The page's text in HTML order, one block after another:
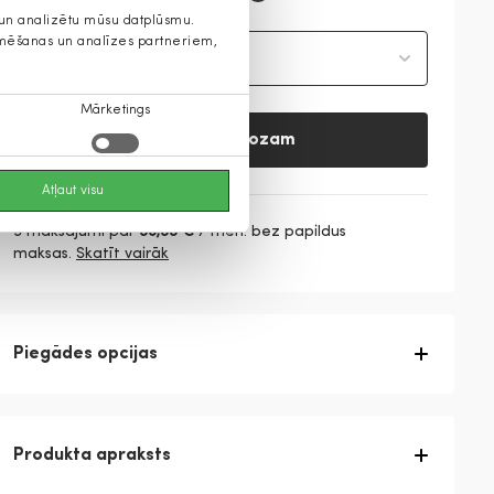
analizētu mūsu datplūsmu.
un analīzes partneriem,
Mārketings
Atļaut visu
Pievienot grozam
3 maksājumi par36,33 €/ mēn. bez papildus
maksas. Skatīt vairāk
Piegādes opcijas
Produkta apraksts